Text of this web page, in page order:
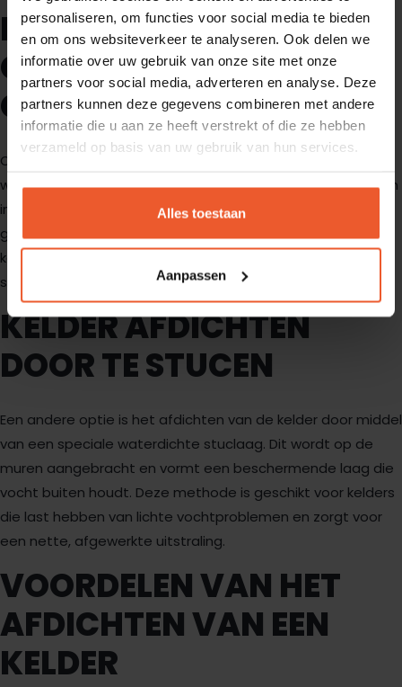
personaliseren, om functies voor social media te bieden
en om ons websiteverkeer te analyseren. Ook delen we
informatie over uw gebruik van onze site met onze
partners voor social media, adverteren en analyse. Deze
partners kunnen deze gegevens combineren met andere
informatie die u aan ze heeft verstrekt of die ze hebben
verzameld op basis van uw gebruik van hun services.
Alles toestaan
Aanpassen
INJECTEREN TEGEN
OPTREKKEND OF
OPSTIJGEND VOCHT
Optrekkend vocht komt vaak voor in oudere gebouwen
waar geen goede vochtkering aanwezig is. Door middel van
injecties wordt een barrière gecreëerd die voorkomt dat
grondvocht in de muren trekt. Dit zorgt ervoor dat de
keldermuren droog blijven en vermindert de kans op
schimmel en schade.
KELDER AFDICHTEN
DOOR TE STUCEN
Een andere optie is het afdichten van de kelder door middel
van een speciale waterdichte stuclaag. Dit wordt op de
muren aangebracht en vormt een beschermende laag die
vocht buiten houdt. Deze methode is geschikt voor kelders
die last hebben van lichte vochtproblemen en zorgt voor
een nette, afgewerkte uitstraling.
VOORDELEN VAN HET
AFDICHTEN VAN EEN
KELDER